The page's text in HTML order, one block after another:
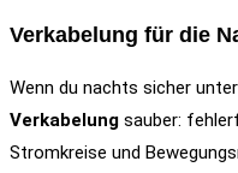
Verkabelung für die
Wenn du nachts sicher
Verkabelung sauber:
Stromkreise und